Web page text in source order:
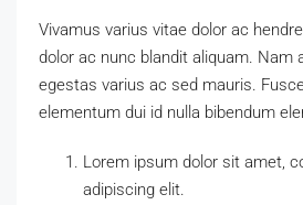
Vivamus varius vitae dolor ac
dolor ac nunc blandit aliquam. Nam
egestas varius ac sed mauris.
elementum dui id nulla bibendum
Lorem ipsum dolor sit amet,
adipiscing elit.